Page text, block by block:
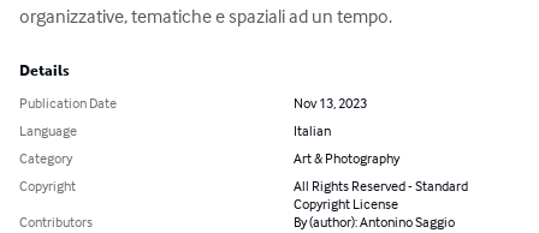
organizzative, tematiche e spaziali ad un tempo.
Details
Publication Date
Nov 13, 2023
Language
Italian
Category
Art & Photography
Copyright
All Rights Reserved - Standard
Copyright License
Contributors
By (author): Antonino Saggio